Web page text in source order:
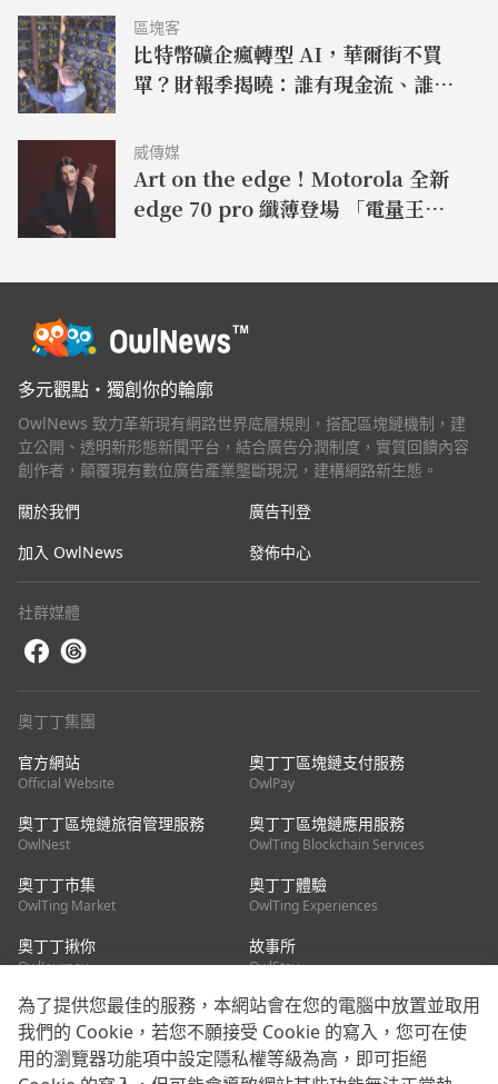
區塊客
比特幣礦企瘋轉型 AI，華爾街不買
單？財報季揭曉：誰有現金流、誰還
威傳媒
Art on the edge！Motorola 全新
edge 70 pro 纖薄登場 「電量王
多元觀點・獨創你的輪廓
OwlNews 致力革新現有網路世界底層規則，搭配區塊鏈機制，建
立公開、透明新形態新聞平台，結合廣告分潤制度，實質回饋內容
創作者，顛覆現有數位廣告產業壟斷現況，建構網路新生態。
關於我們
廣告刊登
加入 OwlNews
發佈中心
社群媒體
奧丁丁集團
官方網站
Official Website
奧丁丁區塊鏈支付服務
OwlPay
奧丁丁區塊鏈旅宿管理服務
OwlNest
奧丁丁區塊鏈應用服務
OwlTing Blockchain Services
奧丁丁市集
OwlTing Market
奧丁丁體驗
OwlTing Experiences
奧丁丁揪你
OwlJourney
故事所
OwlStay
聯絡我們
客服信箱：mediapartner@owlting.com
為了提供您最佳的服務，本網站會在您的電腦中放置並取用
我們的 Cookie，若您不願接受 Cookie 的寫入，您可在使
用的瀏覽器功能項中設定隱私權等級為高，即可拒絕